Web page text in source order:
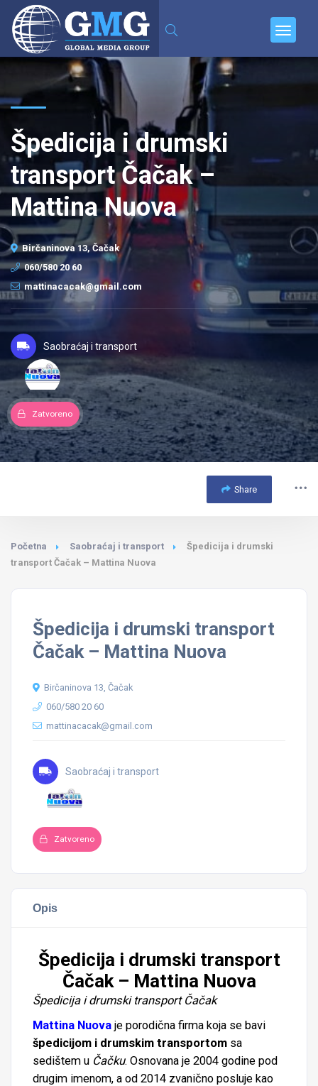
Špedicija i drumski
transport Čačak –
Mattina Nuova
Birčaninova 13, Čačak
060/580 20 60
mattinacacak@gmail.com
Saobraćaj i transport
Zatvoreno
Share
Početna Saobraćaj i transport
Špedicija i drumski
transport Čačak – Mattina Nuova
Špedicija i drumski transport
Čačak – Mattina Nuova
Birčaninova 13, Čačak
060/580 20 60
mattinacacak@gmail.com
Saobraćaj i transport
Zatvoreno
Opis
Špedicija i drumski transport
Čačak – Mattina Nuova
Špedicija i drumski transport Čačak
Mattina Nuova je porodična firma koja se bavi
špedicijom i drumskim transportom sa
sedištem u Čačku. Osnovana je 2004 godine pod
drugim imenom, a od 2014 zvanično posluje kao